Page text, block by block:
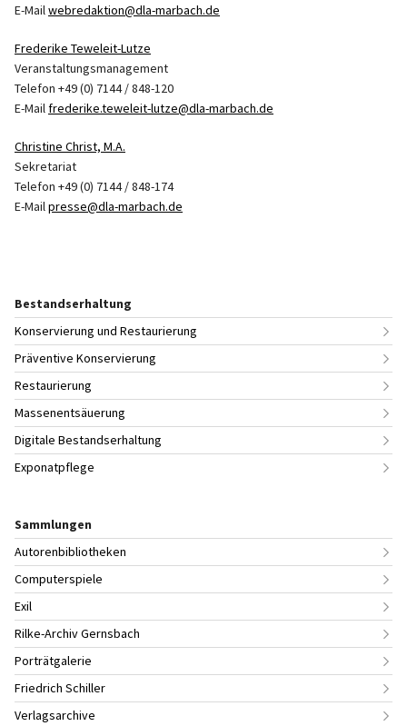
E-Mailwebredaktion@dla-marbach.de
Frederike Teweleit-Lutze
Veranstaltungsmanagement
Telefon +49 (0) 7144 / 848-120
E-Mailfrederike.teweleit-lutze@dla-marbach.de
Christine Christ, M.A.
Sekretariat
Telefon +49 (0) 7144 / 848-174
E-Mailpresse@dla-marbach.de
Bestandserhaltung
Konservierung und Restaurierung
Präventive Konservierung
Restaurierung
Massenentsäuerung
Digitale Bestandserhaltung
Exponatpflege
Sammlungen
Autorenbibliotheken
Computerspiele
Exil
Rilke-Archiv Gernsbach
Porträtgalerie
Friedrich Schiller
Verlagsarchive